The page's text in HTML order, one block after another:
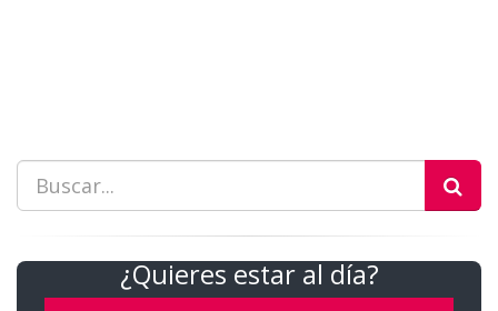
¿Quieres estar al día?